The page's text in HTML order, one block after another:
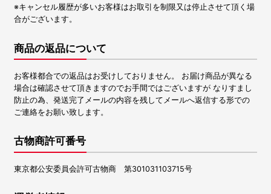
※キャンセル履歴が多いお客様はお取引を制限又は停止させて頂く場
合がございます。
商品の返品について
お客様都合での返品はお受けしておりません。 お届け商品が異なる
場合は確認させて頂きますのでお手間ではございますが なりすまし
防止の為、発送完了メールの内容を残してメールへ返信する形での
ご連絡をお願い致します。
古物商許可番号
東京都公安委員会許可古物商 第301031103715号